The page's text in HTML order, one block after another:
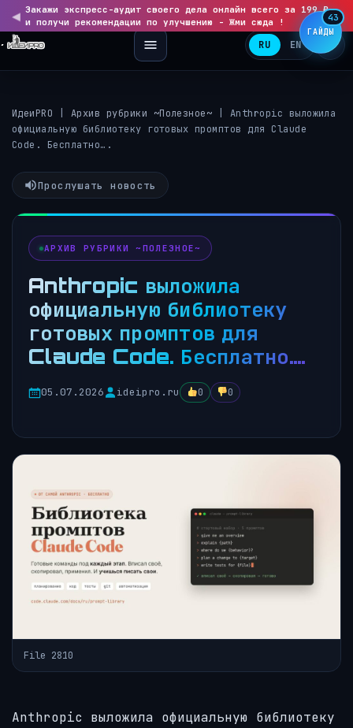
◀
Закажи экспресс-аудит своего дела онлайн всего за 199 ₽
и получи рекомендации по улучшению - Жми сюда !
▶
RU EN
ИдеиPRO Архив рубрики ~Полезное~
Anthropic выложила
официальную библиотеку готовых промптов для Claude
Code. Бесплатно….
Прослушать новость
АРХИВ РУБРИКИ ~ПОЛЕЗНОЕ~
Anthropic выложила
официальную библиотеку
готовых промптов для
Claude Code. Бесплатно….
05.07.2026 ideipro.ru 0 0
File 2810
Anthropic выложила официальную библиотеку
ГАЙДЫ
43